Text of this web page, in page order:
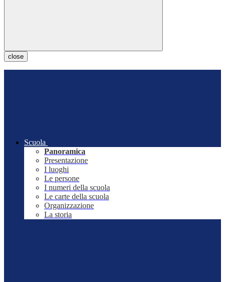
close
Scuola
Panoramica
Presentazione
I luoghi
Le persone
I numeri della scuola
Le carte della scuola
Organizzazione
La storia